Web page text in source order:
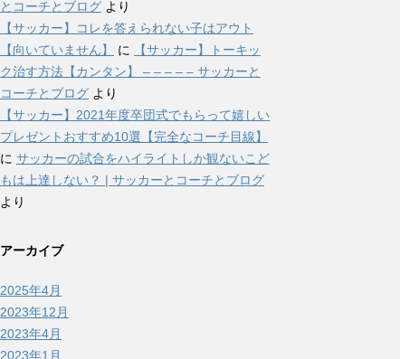
とコーチとブログ より
【サッカー】コレを答えられない子はアウト
【向いていません】
に
【サッカー】トーキッ
ク治す方法【カンタン】 – – – – – サッカーと
コーチとブログ より
【サッカー】2021年度卒団式でもらって嬉しい
プレゼントおすすめ10選【完全なコーチ目線】
に サッカーの試合をハイライトしか観ないこど
もは上達しない？ | サッカーとコーチとブログ
より
アーカイブ
2025年4月
2023年12月
2023年4月
2023年1月